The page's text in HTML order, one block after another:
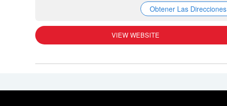
Obtener Las Direcciones
VIEW WEBSITE